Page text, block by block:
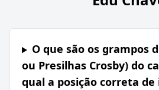
O que são os grampos
ou Presilhas Crosby) do
qual a posição correta